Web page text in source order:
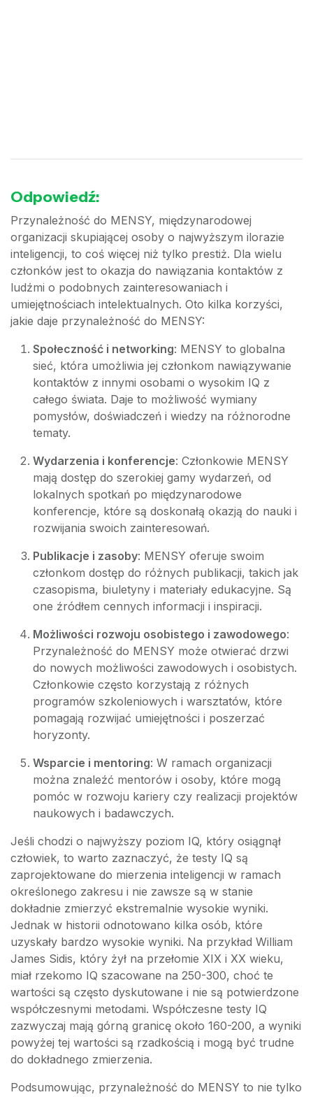
Odpowiedź:
Przynależność do MENSY, międzynarodowej
organizacji skupiającej osoby o najwyższym ilorazie
inteligencji, to coś więcej niż tylko prestiż. Dla wielu
członków jest to okazja do nawiązania kontaktów z
ludźmi o podobnych zainteresowaniach i
umiejętnościach intelektualnych. Oto kilka korzyści,
jakie daje przynależność do MENSY:
Społeczność i networking: MENSY to globalna
sieć, która umożliwia jej członkom nawiązywanie
kontaktów z innymi osobami o wysokim IQ z
całego świata. Daje to możliwość wymiany
pomysłów, doświadczeń i wiedzy na różnorodne
tematy.
Wydarzenia i konferencje: Członkowie MENSY
mają dostęp do szerokiej gamy wydarzeń, od
lokalnych spotkań po międzynarodowe
konferencje, które są doskonałą okazją do nauki i
rozwijania swoich zainteresowań.
Publikacje i zasoby: MENSY oferuje swoim
członkom dostęp do różnych publikacji, takich jak
czasopisma, biuletyny i materiały edukacyjne. Są
one źródłem cennych informacji i inspiracji.
Możliwości rozwoju osobistego i zawodowego:
Przynależność do MENSY może otwierać drzwi
do nowych możliwości zawodowych i osobistych.
Członkowie często korzystają z różnych
programów szkoleniowych i warsztatów, które
pomagają rozwijać umiejętności i poszerzać
horyzonty.
Wsparcie i mentoring: W ramach organizacji
można znaleźć mentorów i osoby, które mogą
pomóc w rozwoju kariery czy realizacji projektów
naukowych i badawczych.
Jeśli chodzi o najwyższy poziom IQ, który osiągnął
człowiek, to warto zaznaczyć, że testy IQ są
zaprojektowane do mierzenia inteligencji w ramach
określonego zakresu i nie zawsze są w stanie
dokładnie zmierzyć ekstremalnie wysokie wyniki.
Jednak w historii odnotowano kilka osób, które
uzyskały bardzo wysokie wyniki. Na przykład William
James Sidis, który żył na przełomie XIX i XX wieku,
miał rzekomo IQ szacowane na 250-300, choć te
wartości są często dyskutowane i nie są potwierdzone
współczesnymi metodami. Współczesne testy IQ
zazwyczaj mają górną granicę około 160-200, a wyniki
powyżej tej wartości są rzadkością i mogą być trudne
do dokładnego zmierzenia.
Podsumowując, przynależność do MENSY to nie tylko